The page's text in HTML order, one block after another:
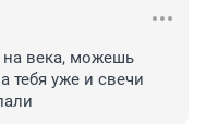
на века, можешь
тебя уже и свечи